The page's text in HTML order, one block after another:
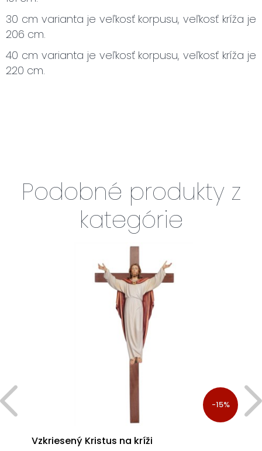
30 cm varianta je veľkosť korpusu, veľkosť kríža je
206 cm.
40 cm varianta je veľkosť korpusu, veľkosť kríža je
220 cm.
Podobné produkty z
kategórie
-15%
Vzkriesený Kristus na kríži